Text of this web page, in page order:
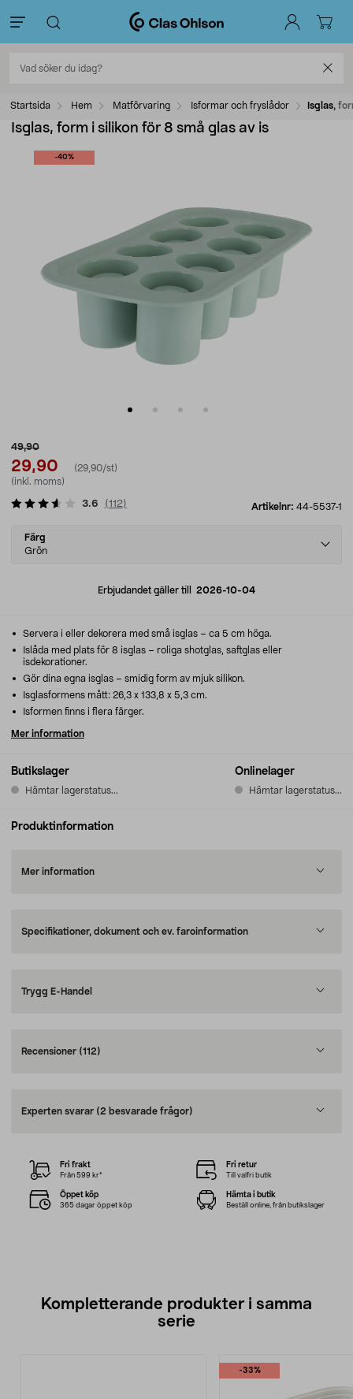
Startsida Hem Matförvaring Isformar och fryslådor Isglas,
Isglas, form i silikon för 8 små glas av is
-40%
49,90
29,90
(29,90/st)
(inkl. moms)
Artikelnr: 44-5537-1
3.6 (112)
Select
variant
Färg
Grön
Erbjudandet gäller till 2026-10-04
Butikslager
Hämtar lagerstatus...
Onlinelager
Hämtar lagerstatus...
Servera i eller dekorera med små isglas – ca 5 cm höga.
Islåda med plats för 8 isglas – roliga shotglas, saftglas eller
isdekorationer.
Gör dina egna isglas – smidig form av mjuk silikon.
Isglasformens mått: 26,3 x 133,8 x 5,3 cm.
Isformen finns i flera färger.
Mer information
Produktinformation
Mer information
Specifikationer, dokument och ev. faroinformation
Trygg E-Handel
Recensioner (112)
Experten svarar (2 besvarade frågor)
Fri frakt
Från 599 kr*
Fri retur
Till valfri butik
Öppet köp
365 dagar öppet köp
Hämta i butik
Beställ online, från butikslager
Kompletterande produkter i samma
serie
-33%